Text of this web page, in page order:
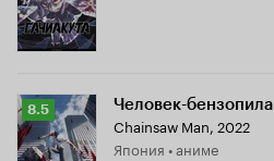
Рейтинг
Кинопоиска
8.5
8.5 Человек-бензопила
Chainsaw Man, 2022
Япония • аниме